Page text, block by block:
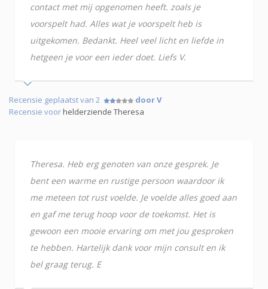
contact met mij opgenomen heeft. zoals je
voorspelt had. Alles wat je voorspelt heb is
uitgekomen. Bedankt. Heel veel licht en liefde in
hetgeen je voor een ieder doet. Liefs V.
Recensie geplaatst van 2
door V
Recensie voorhelderziende Theresa
Theresa. Heb erg genoten van onze gesprek. Je
bent een warme en rustige persoon waardoor ik
me meteen tot rust voelde. Je voelde alles goed aan
en gaf me terug hoop voor de toekomst. Het is
gewoon een mooie ervaring om met jou gesproken
te hebben. Hartelijk dank voor mijn consult en ik
bel graag terug. E